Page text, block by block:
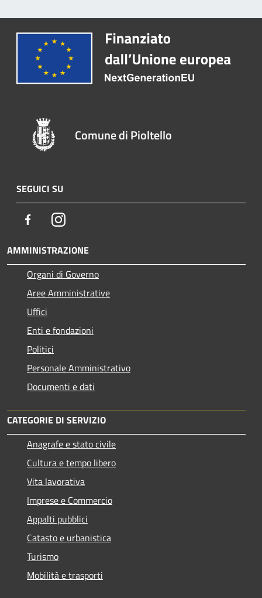
Comune di Pioltello
SEGUICI SU
FacebookInstagram
AMMINISTRAZIONE
Organi di Governo
Aree Amministrative
Uffici
Enti e fondazioni
Politici
Personale Amministrativo
Documenti e dati
CATEGORIE DI SERVIZIO
Anagrafe e stato civile
Cultura e tempo libero
Vita lavorativa
Imprese e Commercio
Appalti pubblici
Catasto e urbanistica
Turismo
Mobilità e trasporti